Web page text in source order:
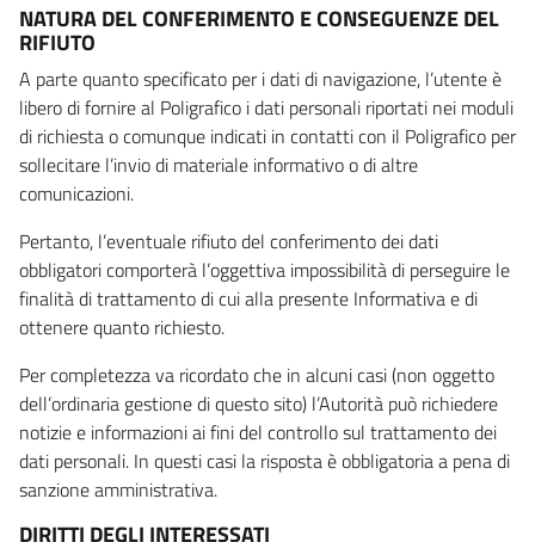
NATURA DEL CONFERIMENTO E CONSEGUENZE DEL
RIFIUTO
A parte quanto specificato per i dati di navigazione, l’utente è
libero di fornire al Poligrafico i dati personali riportati nei moduli
di richiesta o comunque indicati in contatti con il Poligrafico per
sollecitare l’invio di materiale informativo o di altre
comunicazioni.
Pertanto, l’eventuale rifiuto del conferimento dei dati
obbligatori comporterà l’oggettiva impossibilità di perseguire le
finalità di trattamento di cui alla presente Informativa e di
ottenere quanto richiesto.
Per completezza va ricordato che in alcuni casi (non oggetto
dell’ordinaria gestione di questo sito) l’Autorità può richiedere
notizie e informazioni ai fini del controllo sul trattamento dei
dati personali. In questi casi la risposta è obbligatoria a pena di
sanzione amministrativa.
DIRITTI DEGLI INTERESSATI